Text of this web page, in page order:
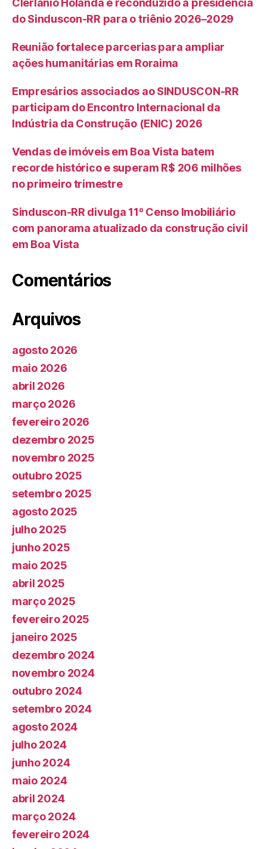
Clerlânio Holanda é reconduzido à presidência
do Sinduscon-RR para o triênio 2026–2029
Reunião fortalece parcerias para ampliar
ações humanitárias em Roraima
Empresários associados ao SINDUSCON-RR
participam do Encontro Internacional da
Indústria da Construção (ENIC) 2026
Vendas de imóveis em Boa Vista batem
recorde histórico e superam R$ 206 milhões
no primeiro trimestre
Sinduscon-RR divulga 11º Censo Imobiliário
com panorama atualizado da construção civil
em Boa Vista
Comentários
Arquivos
agosto 2026
maio 2026
abril 2026
março 2026
fevereiro 2026
dezembro 2025
novembro 2025
outubro 2025
setembro 2025
agosto 2025
julho 2025
junho 2025
maio 2025
abril 2025
março 2025
fevereiro 2025
janeiro 2025
dezembro 2024
novembro 2024
outubro 2024
setembro 2024
agosto 2024
julho 2024
junho 2024
maio 2024
abril 2024
março 2024
fevereiro 2024